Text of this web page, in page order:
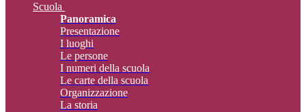
Scuola
Panoramica
Presentazione
I luoghi
Le persone
I numeri della scuola
Le carte della scuola
Organizzazione
La storia